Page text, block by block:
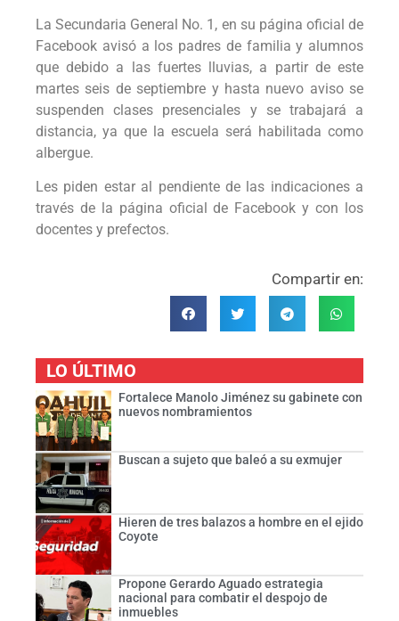
La Secundaria General No. 1, en su página oficial de
Facebook avisó a los padres de familia y alumnos
que debido a las fuertes lluvias, a partir de este
martes seis de septiembre y hasta nuevo aviso se
suspenden clases presenciales y se trabajará a
distancia, ya que la escuela será habilitada como
albergue.
Les piden estar al pendiente de las indicaciones a
través de la página oficial de Facebook y con los
docentes y prefectos.
Compartir en:
LO ÚLTIMO
Fortalece Manolo Jiménez su gabinete con
nuevos nombramientos
Buscan a sujeto que baleó a su exmujer
Hieren de tres balazos a hombre en el ejido
Coyote
Propone Gerardo Aguado estrategia
nacional para combatir el despojo de
inmuebles